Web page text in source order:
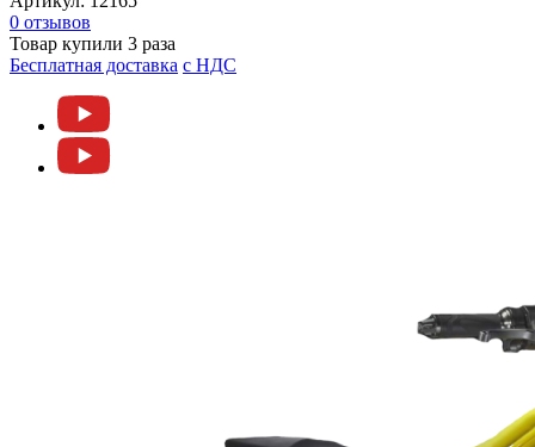
0 отзывов
Товар купили 3 раза
Бесплатная доставка c НДС